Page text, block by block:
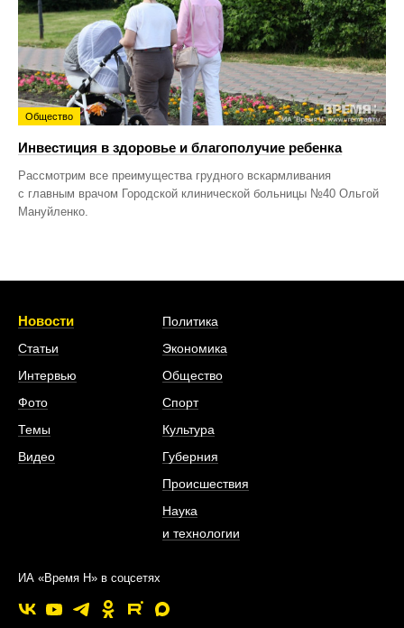
Общество
Инвестиция в здоровье и благополучие ребенка
Рассмотрим все преимущества грудного вскармливания
с главным врачом Городской клинической больницы №40 Ольгой
Мануйленко.
Новости
Статьи
Интервью
Фото
Темы
Видео
Политика
Экономика
Общество
Спорт
Культура
Губерния
Происшествия
Наука
и технологии
ИА «Время Н» в соцсетях